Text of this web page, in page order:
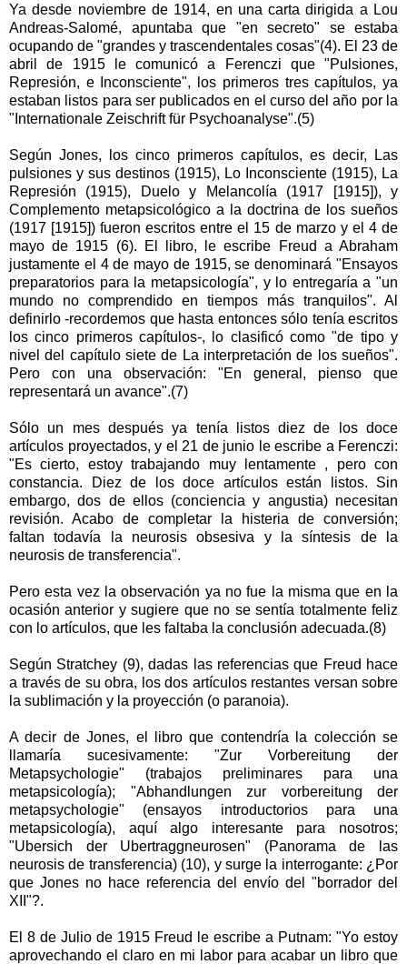
Ya desde noviembre de 1914, en una carta dirigida a Lou
Andreas-Salomé, apuntaba que "en secreto" se estaba
ocupando de "grandes y trascendentales cosas"(4). El 23 de
abril de 1915 le comunicó a Ferenczi que "Pulsiones,
Represión, e Inconsciente", los primeros tres capítulos, ya
estaban listos para ser publicados en el curso del año por la
"Internationale Zeischrift für Psychoanalyse".(5)
Según Jones, los cinco primeros capítulos, es decir, Las
pulsiones y sus destinos (1915), Lo Inconsciente (1915), La
Represión (1915), Duelo y Melancolía (1917 [1915]), y
Complemento metapsicológico a la doctrina de los sueños
(1917 [1915]) fueron escritos entre el 15 de marzo y el 4 de
mayo de 1915 (6). El libro, le escribe Freud a Abraham
justamente el 4 de mayo de 1915, se denominará "Ensayos
preparatorios para la metapsicología", y lo entregaría a "un
mundo no comprendido en tiempos más tranquilos". Al
definirlo -recordemos que hasta entonces sólo tenía escritos
los cinco primeros capítulos-, lo clasificó como "de tipo y
nivel del capítulo siete de La interpretación de los sueños".
Pero con una observación: "En general, pienso que
representará un avance".(7)
Sólo un mes después ya tenía listos diez de los doce
artículos proyectados, y el 21 de junio le escribe a Ferenczi:
"Es cierto, estoy trabajando muy lentamente , pero con
constancia. Diez de los doce artículos están listos. Sin
embargo, dos de ellos (conciencia y angustia) necesitan
revisión. Acabo de completar
la histeria de conversión;
faltan todavía la neurosis obsesiva y la síntesis de la
neurosis de transferencia".
Pero esta vez la observación ya no fue la misma que en la
ocasión anterior y sugiere que no se sentía totalmente feliz
con lo artículos, que les faltaba la conclusión adecuada.(8)
Según Stratchey (9), dadas las referencias que Freud hace
a través de su obra, los dos artículos restantes versan sobre
la sublimación y la proyección (o paranoia).
A decir de Jones, el libro que contendría la colección se
llamaría sucesivamente: "Zur Vorbereitung der
Metapsychologie" (trabajos preliminares para una
metapsicología); "Abhandlungen zur vorbereitung der
metapsychologie" (ensayos introductorios para una
metapsicología), aquí algo interesante para nosotros;
"Ubersich der Ubertraggneurosen" (Panorama de las
neurosis de transferencia) (10), y surge la interrogante: ¿Por
que Jones no hace referencia del envío del "borrador del
XII"?.
El 8 de Julio de 1915 Freud le escribe a Putnam: "Yo estoy
aprovechando el claro en mi labor para acabar un libro que